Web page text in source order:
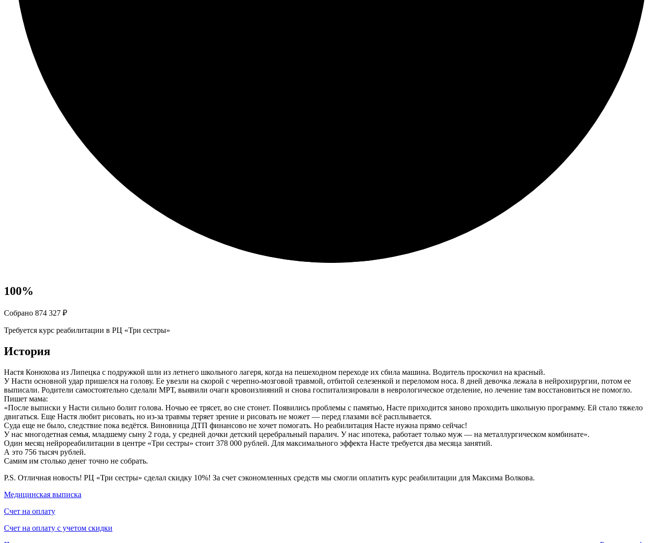
100%
Собрано 874 327 ₽
Требуется курс реабилитации в РЦ «Три сестры»
История
Настя Конюхова из Липецка с подружкой шли из летнего школьного лагеря, когда на пешеходном переходе их сбила машина. Водитель проскочил на красный.
У Насти основной удар пришелся на голову. Ее увезли на скорой с черепно-мозговой травмой, отбитой селезенкой и переломом носа. 8 дней девочка лежала в нейрохирургии, потом ее
выписали. Родители самостоятельно сделали МРТ, выявили очаги кровоизлияний и снова госпитализировали в неврологическое отделение, но лечение там восстановиться не помогло.
Пишет мама:
«После выписки у Насти сильно болит голова. Ночью ее трясет, во сне стонет. Появились проблемы с памятью, Насте приходится заново проходить школьную программу. Ей стало тяжело
двигаться. Еще Настя любит рисовать, но из-за травмы теряет зрение и рисовать не может — перед глазами всё расплывается.
Суда еще не было, следствие пока ведётся. Виновница ДТП финансово не хочет помогать. Но реабилитация Насте нужна прямо сейчас!
У нас многодетная семья, младшему сыну 2 года, у средней дочки детский церебральный паралич. У нас ипотека, работает только муж — на металлургическом комбинате».
Один месяц нейрореабилитации в центре «Три сестры» стоит 378 000 рублей. Для максимального эффекта Насте требуется два месяца занятий.
А это 756 тысяч рублей.
Самим им столько денег точно не собрать.
P.S. Отличная новость! РЦ «Три сестры» сделал скидку 10%! За счет сэкономленных средств мы смогли оплатить курс реабилитации для Максима Волкова.
Медицинская выписка
Счет на оплату
Счет на оплату с учетом скидки